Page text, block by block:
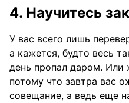
4. Научитесь
У вас всего лишь
а кажется, будто весь
день пропал даром. Или
потому что завтра вас
совещание, а ведь еще